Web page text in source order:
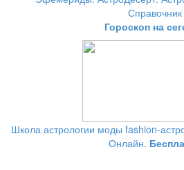
Справочник
Гороскоп на
Школа астрологии моды fashion-
Онлайн.